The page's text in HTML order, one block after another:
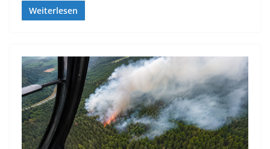
Weiterlesen